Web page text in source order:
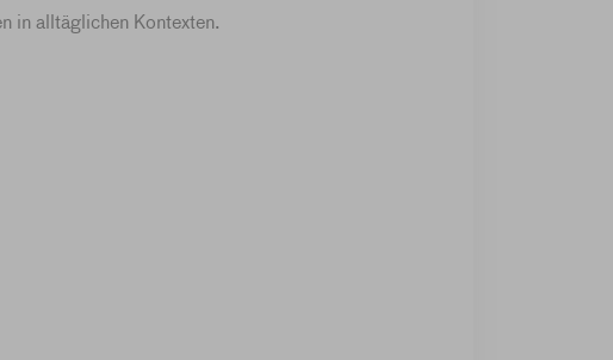
in alltäglichen Kontexten.